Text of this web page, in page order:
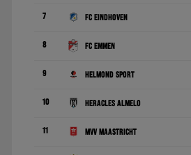
7 FC Eindhoven
8 FC Emmen
9 Helmond Sport
10 Heracles Almelo
11 MVV Maastricht